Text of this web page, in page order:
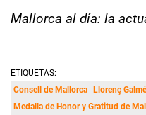
Mallorca al día: la
ETIQUETAS:
Consell de Mallorca Llorenç
Medalla de Honor y Gratitud de